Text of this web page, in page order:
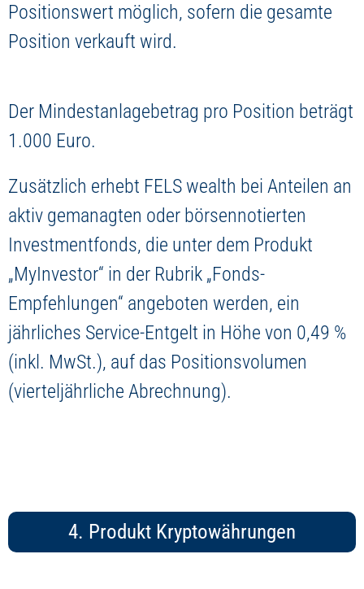
Positionswert möglich, sofern die gesamte
Position verkauft wird.
Der Mindestanlagebetrag pro Position beträgt
1.000 Euro.
Zusätzlich erhebt FELS wealth bei Anteilen an
aktiv gemanagten oder börsennotierten
Investmentfonds, die unter dem Produkt
„MyInvestor“ in der Rubrik „Fonds-
Empfehlungen“ angeboten werden, ein
jährliches Service-Entgelt in Höhe von 0,49 %
(inkl. MwSt.), auf das Positionsvolumen
(vierteljährliche Abrechnung).
4. Produkt Kryptowährungen